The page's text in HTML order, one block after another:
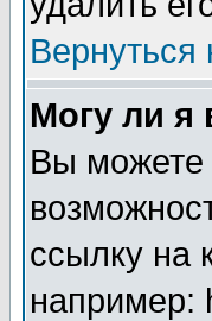
Вернуться
Могу ли я
Вы можете
ссылку на
например: